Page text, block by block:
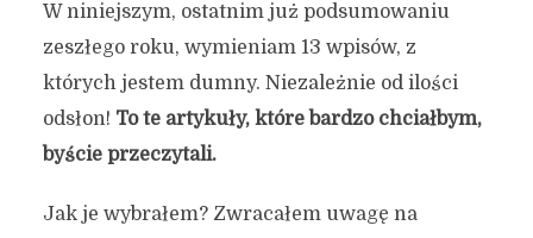
W niniejszym, ostatnim już podsumowaniu
zeszłego roku, wymieniam 13 wpisów, z
których jestem dumny. Niezależnie od ilości
odsłon! To te artykuły, które bardzo chciałbym,
byście przeczytali.
Jak je wybrałem? Zwracałem uwagę na